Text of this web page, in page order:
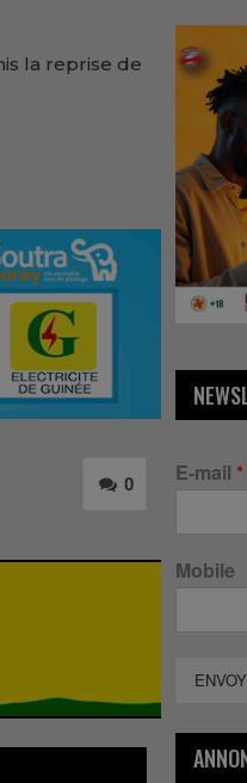
la reprise de
0 E-mail *
Mobile